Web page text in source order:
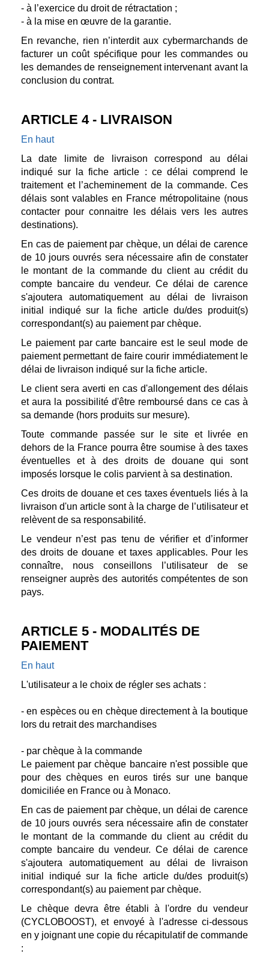
- à l’exercice du droit de rétractation ;
- à la mise en œuvre de la garantie.
En revanche, rien n’interdit aux cybermarchands de
facturer un coût spécifique pour les commandes ou
les demandes de renseignement intervenant avant la
conclusion du contrat.
ARTICLE 4 - LIVRAISON
En haut
La date limite de livraison correspond au délai
indiqué sur la fiche article : ce délai comprend le
traitement et l’acheminement de la commande. Ces
délais sont valables en France métropolitaine (nous
contacter pour connaitre les délais vers les autres
destinations).
En cas de paiement par chèque, un délai de carence
de 10 jours ouvrés sera nécessaire afin de constater
le montant de la commande du client au crédit du
compte bancaire du vendeur. Ce délai de carence
s'ajoutera automatiquement au délai de livraison
initial indiqué sur la fiche article du/des produit(s)
correspondant(s) au paiement par chèque.
Le paiement par carte bancaire est le seul mode de
paiement permettant de faire courir immédiatement le
délai de livraison indiqué sur la fiche article.
Le client sera averti en cas d'allongement des délais
et aura la possibilité d'être remboursé dans ce cas à
sa demande (hors produits sur mesure).
Toute commande passée sur le site et livrée en
dehors de la France pourra être soumise à des taxes
éventuelles et à des droits de douane qui sont
imposés lorsque le colis parvient à sa destination.
Ces droits de douane et ces taxes éventuels liés à la
livraison d'un article sont à la charge de l’utilisateur et
relèvent de sa responsabilité.
Le vendeur n’est pas tenu de vérifier et d’informer
des droits de douane et taxes applicables. Pour les
connaître, nous conseillons l’utilisateur de se
renseigner auprès des autorités compétentes de son
pays.
ARTICLE 5 - MODALITÉS DE
PAIEMENT
En haut
L'utilisateur a le choix de régler ses achats :
- en espèces ou en chèque directement à la boutique
lors du retrait des marchandises
- par chèque à la commande
Le paiement par chèque bancaire n'est possible que
pour des chèques en euros tirés sur une banque
domiciliée en France ou à Monaco.
En cas de paiement par chèque, un délai de carence
de 10 jours ouvrés sera nécessaire afin de constater
le montant de la commande du client au crédit du
compte bancaire du vendeur. Ce délai de carence
s'ajoutera automatiquement au délai de livraison
initial indiqué sur la fiche article du/des produit(s)
correspondant(s) au paiement par chèque.
Le chèque devra être établi à l'ordre du vendeur
(CYCLOBOOST), et envoyé à l'adresse ci-dessous
en y joignant une copie du récapitulatif de commande
: